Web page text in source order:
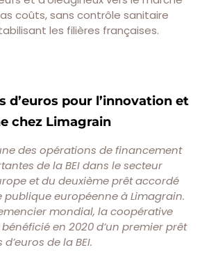
coûts, sans contrôle sanitaire
les filières françaises.
d’euros pour l’innovation et
chez Limagrain
des opérations de financement
de la BEI dans le secteur
et du deuxième prêt accordé
européenne à Limagrain.
mondial, la coopérative
en 2020 d’un premier prêt
de la BEI.